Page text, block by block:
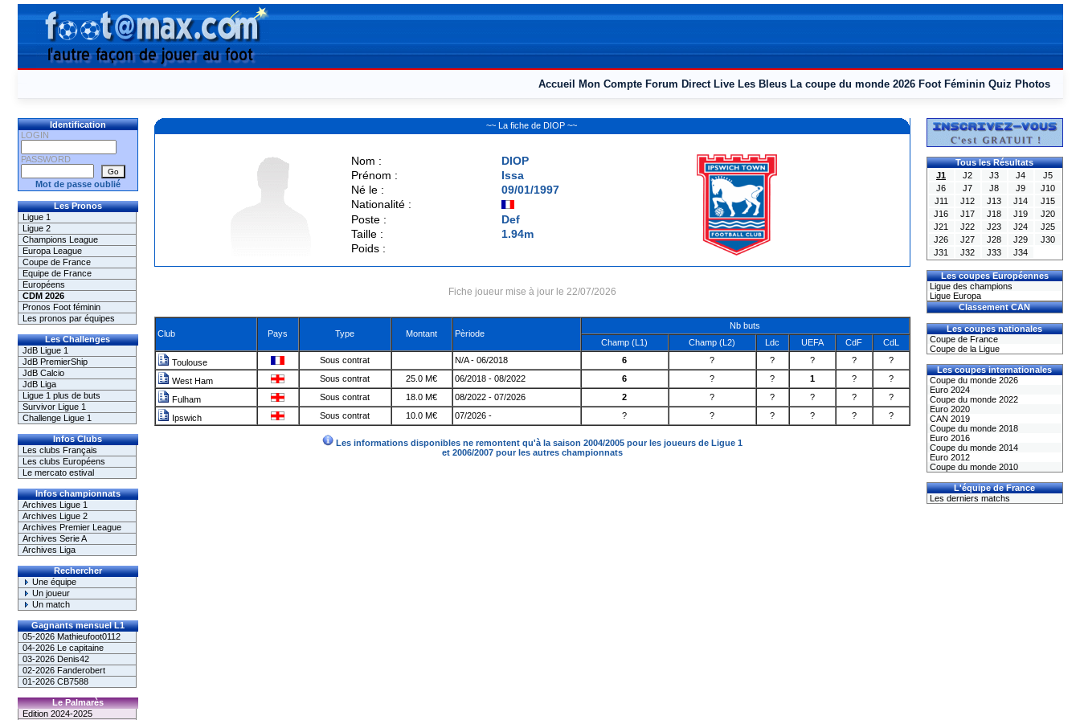
Accueil Mon Compte Forum Direct Live Les Bleus La coupe du monde 2026 Foot Féminin Quiz Photos
Identification
LOGIN
PASSWORD
Mot de passe oublié
Les Pronos
Ligue 1
Ligue 2
Champions League
Europa League
Coupe de France
Equipe de France
Européens
CDM 2026
Pronos Foot féminin
Les pronos par équipes
Les Challenges
JdB Ligue 1
JdB PremierShip
JdB Calcio
JdB Liga
Ligue 1 plus de buts
Survivor Ligue 1
Challenge Ligue 1
Infos Clubs
Les clubs Français
Les clubs Européens
Le mercato estival
Infos championnats
Archives Ligue 1
Archives Ligue 2
Archives Premier League
Archives Serie A
Archives Liga
Rechercher
Une équipe
Un joueur
Un match
Gagnants mensuel L1
05-2026 Mathieufoot0112
04-2026 Le capitaine
03-2026 Denis42
02-2026 Fanderobert
01-2026 CB7588
Le Palmarès
Edition 2024-2025
~~ La fiche de DIOP ~~
Nom :
DIOP
Prénom :
Issa
Né le :
09/01/1997
Nationalité :
Poste :
Def
Taille :
1.94m
Poids :
Fiche joueur mise à jour le 22/07/2026
Club Pays Type Montant Pèriode
Nb buts
Champ (L1)
Champ (L2) Ldc UEFA CdF CdL
Toulouse Sous contrat N/A - 06/2018 6 ? ? ? ? ?
West Ham Sous contrat 25.0 M€ 06/2018 - 08/2022 6 ? ? 1 ? ?
Fulham Sous contrat 18.0 M€ 08/2022 - 07/2026 2 ? ? ? ? ?
Ipswich Sous contrat 10.0 M€ 07/2026 - ? ? ? ? ? ?
Les informations disponibles ne remontent qu'à la saison 2004/2005 pour les joueurs de Ligue 1
et 2006/2007 pour les autres championnats
Tous les Résultats
J1
J2 J3 J4
J5
J6
J7 J8 J9
J10
J11
J12 J13 J14
J15
J16
J17 J18 J19
J20
J21
J22 J23 J24
J25
J26
J27 J28 J29
J30
J31
J32 J33 J34
Les coupes Européennes
Ligue des champions
Ligue Europa
Classement CAN
Les coupes nationales
Coupe de France
Coupe de la Ligue
Les coupes internationales
Coupe du monde 2026
Euro 2024
Coupe du monde 2022
Euro 2020
CAN 2019
Coupe du monde 2018
Euro 2016
Coupe du monde 2014
Euro 2012
Coupe du monde 2010
L'équipe de France
Les derniers matchs